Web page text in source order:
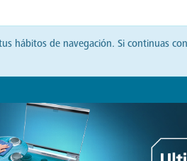
hábitos de navegación. Si continuas